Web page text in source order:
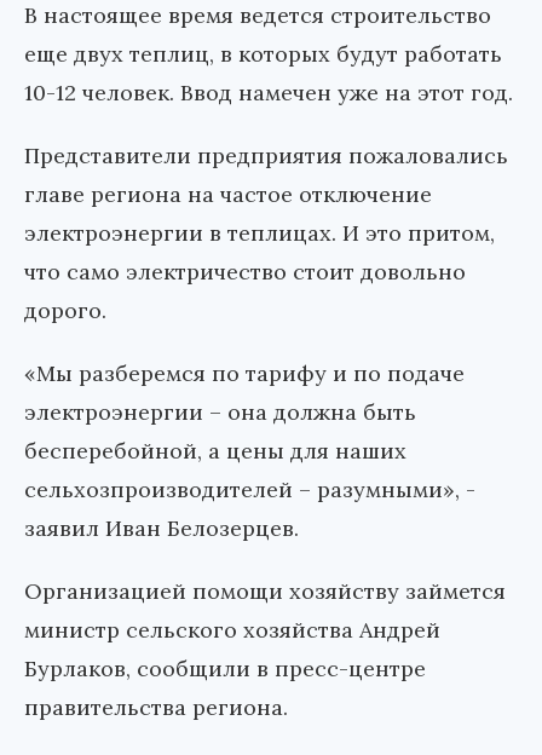
В настоящее время ведется строительство
еще двух теплиц, в которых будут работать
10-12 человек. Ввод намечен уже на этот год.
Представители предприятия пожаловались
главе региона на частое отключение
электроэнергии в теплицах. И это притом,
что само электричество стоит довольно
дорого.
«Мы разберемся по тарифу и по подаче
электроэнергии – она должна быть
бесперебойной, а цены для наших
сельхозпроизводителей – разумными», -
заявил Иван Белозерцев.
Организацией помощи хозяйству займется
министр сельского хозяйства Андрей
Бурлаков, сообщили в пресс-центре
правительства региона.